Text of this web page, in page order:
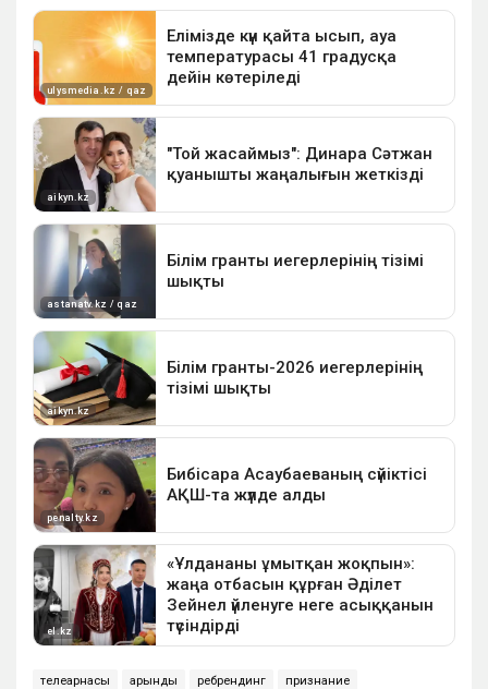
телеарнасы қарқынды ребрендинг признание